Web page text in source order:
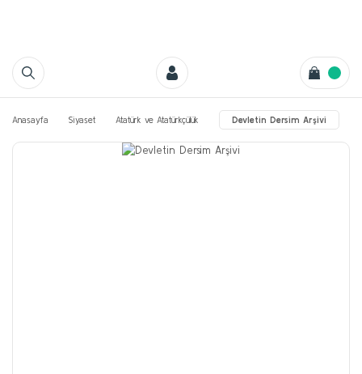
Anasayfa Siyaset Atatürk ve Atatürkçülük Devletin Dersim Arşivi